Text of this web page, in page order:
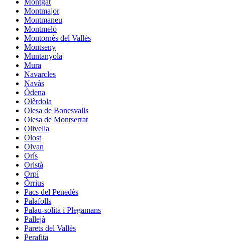
Montmajor
Montmaneu
Montmeló
Montornès del Vallès
Montseny
Muntanyola
Mura
Navarcles
Navàs
Òdena
Olèrdola
Olesa de Bonesvalls
Olesa de Montserrat
Olivella
Olost
Olvan
Orís
Oristà
Orpí
Òrrius
Pacs del Penedès
Palafolls
Palau-solità i Plegamans
Pallejà
Parets del Vallès
Perafita